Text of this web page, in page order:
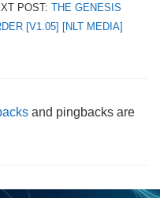
POST:THE GENESIS
[V1.05] [NLT MEDIA]
and pingbacks are